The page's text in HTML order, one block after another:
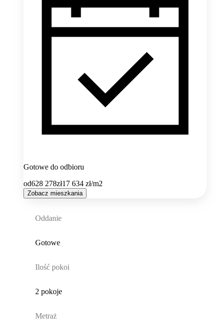
Gotowe do odbioru
od628 278zł17 634 zł/m2
Zobacz mieszkania
Oddanie
Gotowe
Ilość pokoi
2 pokoje
Metraż